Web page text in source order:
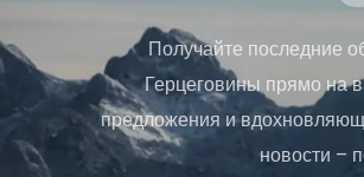
Получайте последние
Герцеговины прямо на
предложения и
новости –